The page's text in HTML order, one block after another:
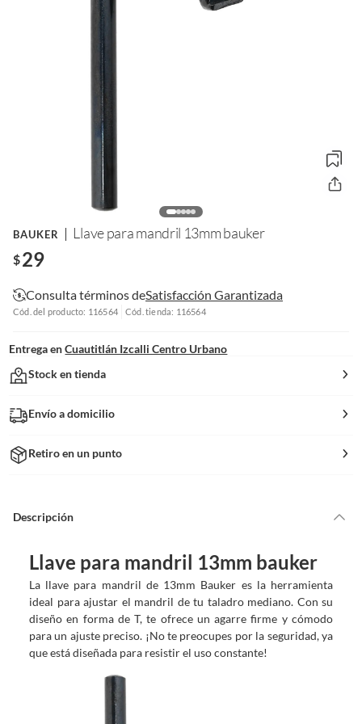
BAUKER Llave para mandril 13mm bauker
$29
Consulta términos deSatisfacción Garantizada
Cód. del producto: 116564 Cód. tienda: 116564
Entrega en Cuautitlán Izcalli Centro Urbano
Stock en tienda
Envío a domicilio
Retiro en un punto
Descripción
Llave para mandril 13mm bauker
La llave para mandril de 13mm Bauker es la herramienta
ideal para ajustar el mandril de tu taladro mediano. Con su
diseño en forma de T, te ofrece un agarre firme y cómodo
para un ajuste preciso. ¡No te preocupes por la seguridad, ya
que está diseñada para resistir el uso constante!